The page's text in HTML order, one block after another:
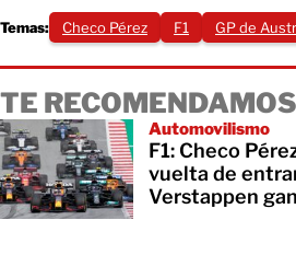
Temas: Checo Pérez F1 GP de
TE
Automovilismo
F1: Checo
vuelta de
Verstappen